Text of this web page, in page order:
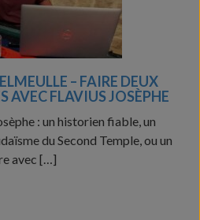
– FAIRE DEUX
AVEC FLAVIUS JOSÈPHE
: un historien fiable, un
du Second Temple, ou un
avec […]